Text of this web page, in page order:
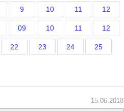
9 10 11 12
09 10 11 12
22 23 24 25
15.06.2018